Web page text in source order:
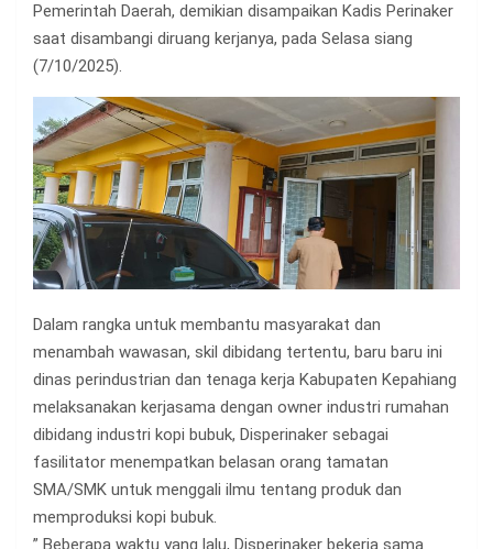
Pemerintah Daerah, demikian disampaikan Kadis Perinaker
saat disambangi diruang kerjanya, pada Selasa siang
(7/10/2025).
Dalam rangka untuk membantu masyarakat dan
menambah wawasan, skil dibidang tertentu, baru baru ini
dinas perindustrian dan tenaga kerja Kabupaten Kepahiang
melaksanakan kerjasama dengan owner industri rumahan
dibidang industri kopi bubuk, Disperinaker sebagai
fasilitator menempatkan belasan orang tamatan
SMA/SMK untuk menggali ilmu tentang produk dan
memproduksi kopi bubuk.
” Beberapa waktu yang lalu, Disperinaker bekerja sama